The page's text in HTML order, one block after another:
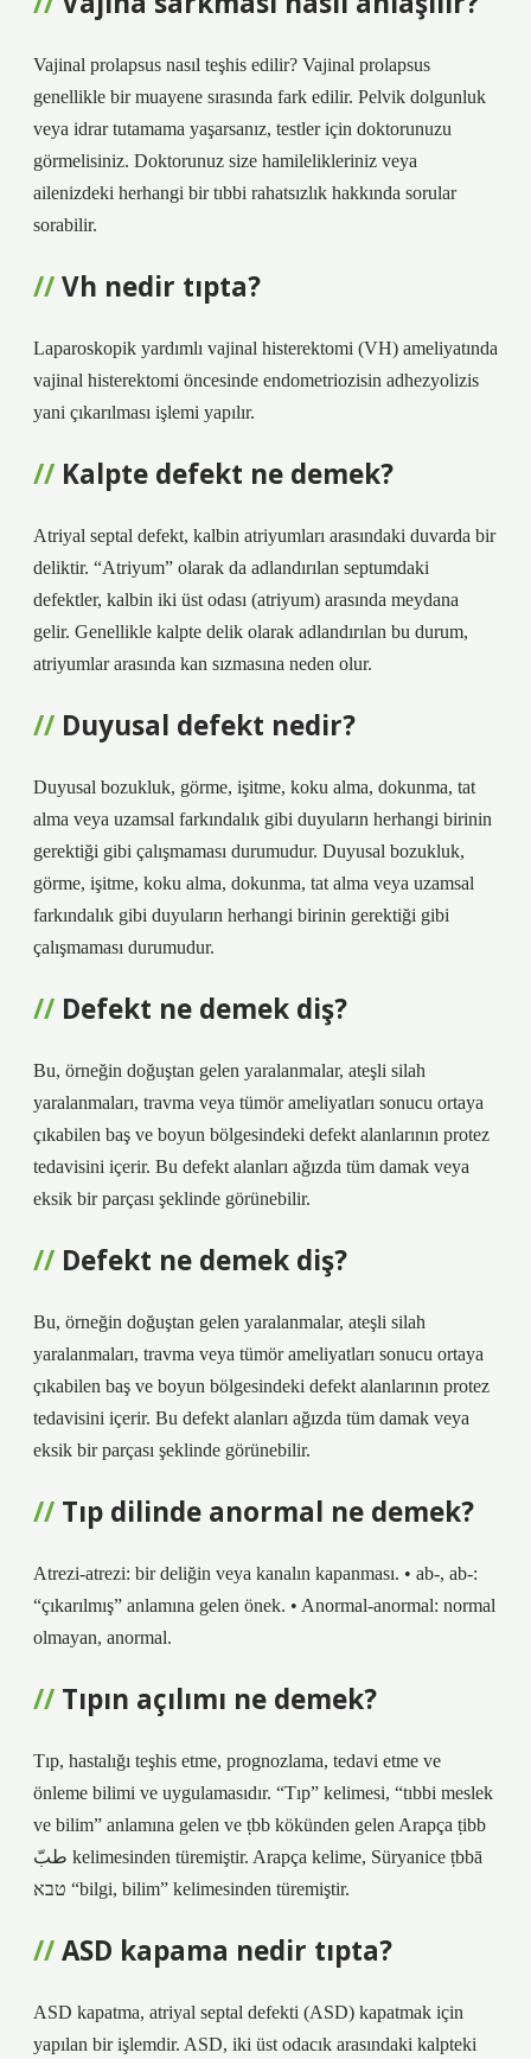
Vajinal prolapsus nasıl teşhis edilir? Vajinal prolapsus
genellikle bir muayene sırasında fark edilir. Pelvik dolgunluk
veya idrar tutamama yaşarsanız, testler için doktorunuzu
görmelisiniz. Doktorunuz size hamilelikleriniz veya
ailenizdeki herhangi bir tıbbi rahatsızlık hakkında sorular
sorabilir.
Vh nedir tıpta?
Laparoskopik yardımlı vajinal histerektomi (VH) ameliyatında
vajinal histerektomi öncesinde endometriozisin adhezyolizis
yani çıkarılması işlemi yapılır.
Kalpte defekt ne demek?
Atriyal septal defekt, kalbin atriyumları arasındaki duvarda bir
deliktir. “Atriyum” olarak da adlandırılan septumdaki
defektler, kalbin iki üst odası (atriyum) arasında meydana
gelir. Genellikle kalpte delik olarak adlandırılan bu durum,
atriyumlar arasında kan sızmasına neden olur.
Duyusal defekt nedir?
Duyusal bozukluk, görme, işitme, koku alma, dokunma, tat
alma veya uzamsal farkındalık gibi duyuların herhangi birinin
gerektiği gibi çalışmaması durumudur. Duyusal bozukluk,
görme, işitme, koku alma, dokunma, tat alma veya uzamsal
farkındalık gibi duyuların herhangi birinin gerektiği gibi
çalışmaması durumudur.
Defekt ne demek diş?
Bu, örneğin doğuştan gelen yaralanmalar, ateşli silah
yaralanmaları, travma veya tümör ameliyatları sonucu ortaya
çıkabilen baş ve boyun bölgesindeki defekt alanlarının protez
tedavisini içerir. Bu defekt alanları ağızda tüm damak veya
eksik bir parçası şeklinde görünebilir.
Defekt ne demek diş?
Bu, örneğin doğuştan gelen yaralanmalar, ateşli silah
yaralanmaları, travma veya tümör ameliyatları sonucu ortaya
çıkabilen baş ve boyun bölgesindeki defekt alanlarının protez
tedavisini içerir. Bu defekt alanları ağızda tüm damak veya
eksik bir parçası şeklinde görünebilir.
Tıp dilinde anormal ne demek?
Atrezi-atrezi: bir deliğin veya kanalın kapanması. • ab-, ab-:
“çıkarılmış” anlamına gelen önek. • Anormal-anormal: normal
olmayan, anormal.
Tıpın açılımı ne demek?
Tıp, hastalığı teşhis etme, prognozlama, tedavi etme ve
önleme bilimi ve uygulamasıdır. “Tıp” kelimesi, “tıbbi meslek
ve bilim” anlamına gelen ve ṭbb kökünden gelen Arapça ṭibb
طبّ kelimesinden türemiştir. Arapça kelime, Süryanice ṭbbā
טבא “bilgi, bilim” kelimesinden türemiştir.
ASD kapama nedir tıpta?
ASD kapatma, atriyal septal defekti (ASD) kapatmak için
yapılan bir işlemdir. ASD, iki üst odacık arasındaki kalpteki